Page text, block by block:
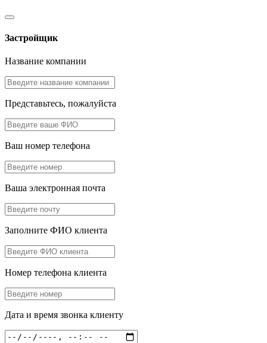
Застройщик
Название компании
Представьтесь, пожалуйста
Ваш номер телефона
Ваша электронная почта
Заполните ФИО клиента
Номер телефона клиента
Дата и время звонка клиенту